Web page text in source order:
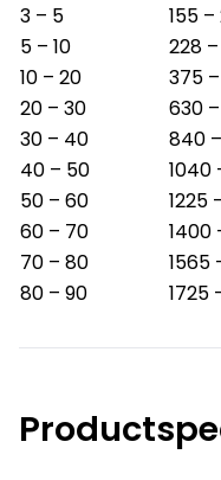
3 – 5
155
5 – 10
228
10 – 20
375
20 – 30
630
30 – 40
840
40 – 50
1040
50 – 60
1225
60 – 70
1400
70 – 80
1565
80 – 90
1725